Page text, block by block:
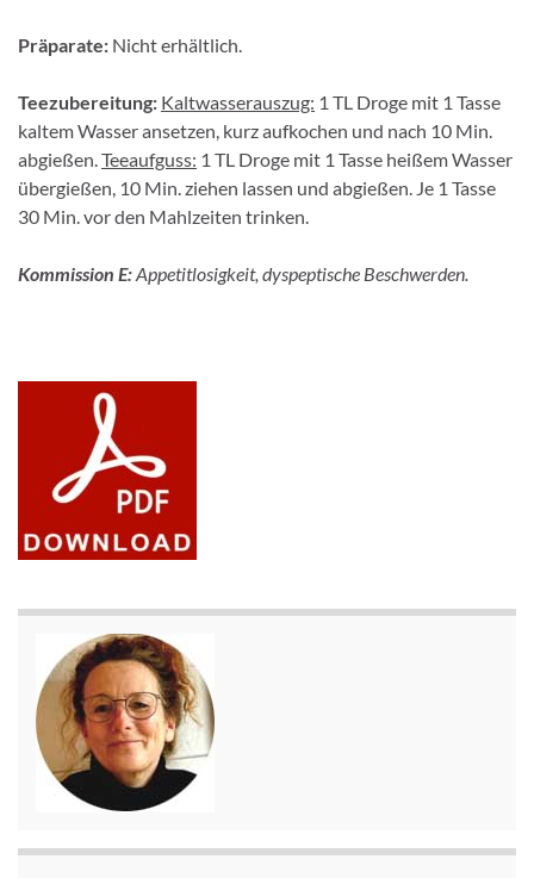
Präparate: Nicht erhältlich.
Teezubereitung: Kaltwasserauszug: 1 TL Droge mit 1 Tasse
kaltem Wasser ansetzen, kurz aufkochen und nach 10 Min.
abgießen. Teeaufguss: 1 TL Droge mit 1 Tasse heißem Wasser
übergießen, 10 Min. ziehen lassen und abgießen. Je 1 Tasse
30 Min. vor den Mahlzeiten trinken.
Kommission E:Appetitlosigkeit, dyspeptische Beschwerden.